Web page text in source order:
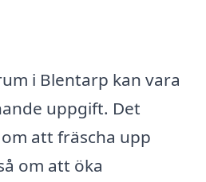
i Blentarp kan vara
uppgift. Det
att fräscha upp
om att öka